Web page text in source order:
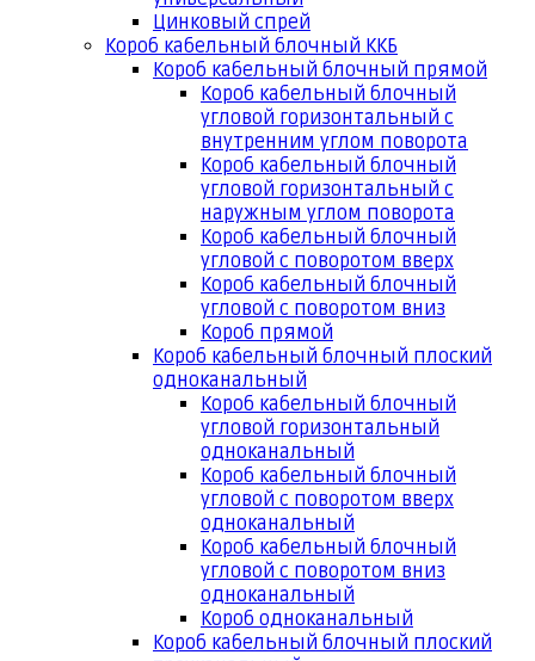
Цинковый спрей
Короб кабельный блочный ККБ
Короб кабельный блочный прямой
Короб кабельный блочный
угловой горизонтальный с
внутренним углом поворота
Короб кабельный блочный
угловой горизонтальный с
наружным углом поворота
Короб кабельный блочный
угловой с поворотом вверх
Короб кабельный блочный
угловой с поворотом вниз
Короб прямой
Короб кабельный блочный плоский
одноканальный
Короб кабельный блочный
угловой горизонтальный
одноканальный
Короб кабельный блочный
угловой с поворотом вверх
одноканальный
Короб кабельный блочный
угловой с поворотом вниз
одноканальный
Короб одноканальный
Короб кабельный блочный плоский